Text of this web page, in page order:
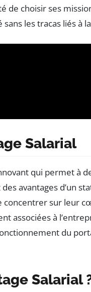
de choisir ses
les tracas liés à
Salarial
qui permet à
avantages d’un
sur leur
associées à
du
Salarial